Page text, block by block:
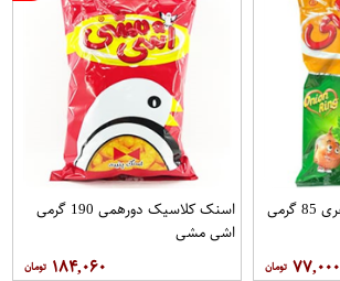
اسنک حلقه ای پیاز جعفری 85 گرمی
۷۷,۰۰۰
اسنک کلاسیک دورهمی 190 گرمی
اشی مشی
۱۸۴,۰۶۰